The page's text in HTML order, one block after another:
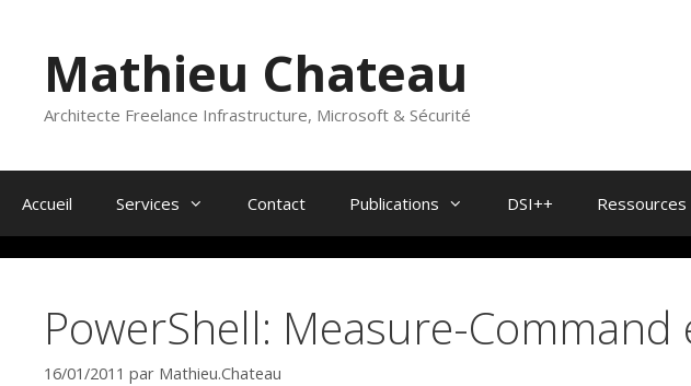
contenuMathieu Chateau
Architecte Freelance Infrastructure, Microsoft & Sécurité
Accueil Services Contact Publications DSI++ Ressources
PowerShell: Measure-
16/01/2011 par Mathieu.Chateau